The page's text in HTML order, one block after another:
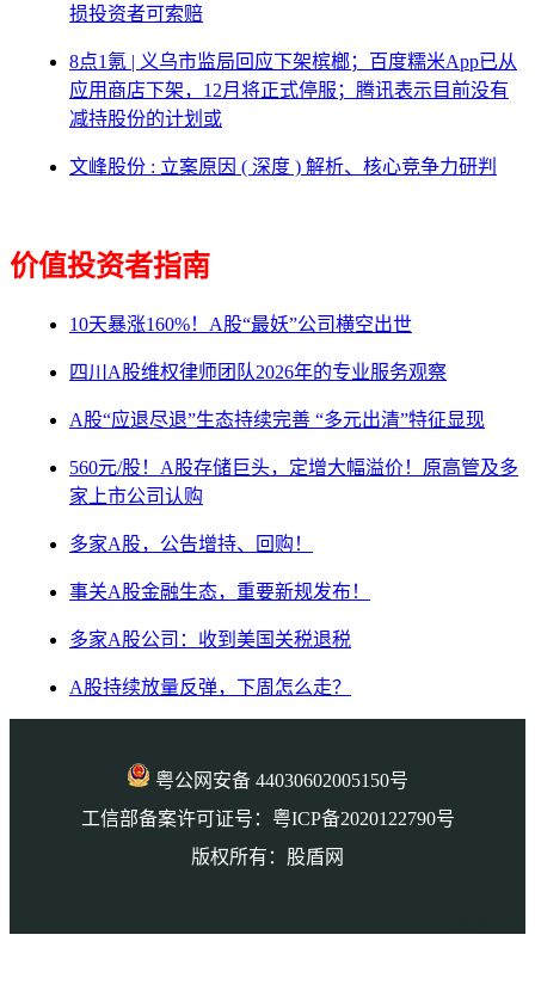
损投资者可索赔
8点1氪 | 义乌市监局回应下架槟榔；百度糯米App已从
应用商店下架，12月将正式停服；腾讯表示目前没有
减持股份的计划或
文峰股份 : 立案原因 ( 深度 ) 解析、核心竞争力研判
价值投资者指南
10天暴涨160%！A股“最妖”公司横空出世
四川A股维权律师团队2026年的专业服务观察
A股“应退尽退”生态持续完善 “多元出清”特征显现
560元/股！A股存储巨头，定增大幅溢价！原高管及多
家上市公司认购
多家A股，公告增持、回购！
事关A股金融生态，重要新规发布！
多家A股公司：收到美国关税退税
A股持续放量反弹，下周怎么走？
粤公网安备 44030602005150号
工信部备案许可证号：粤ICP备2020122790号
版权所有：股盾网